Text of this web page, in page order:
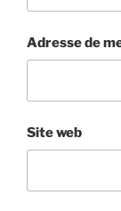
Adresse de
Site web